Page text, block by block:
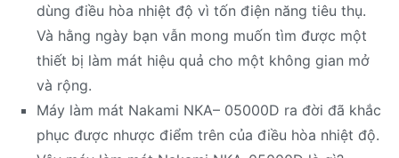
dùng điều hòa nhiệt độ vì tốn điện năng tiêu thụ.
Và hằng ngày bạn vẫn mong muốn tìm được một
thiết bị làm mát hiệu quả cho một không gian mở
và rộng.
Máy làm mát Nakami NKA– 05000D ra đời đã khắc
phục được nhược điểm trên của điều hòa nhiệt độ.